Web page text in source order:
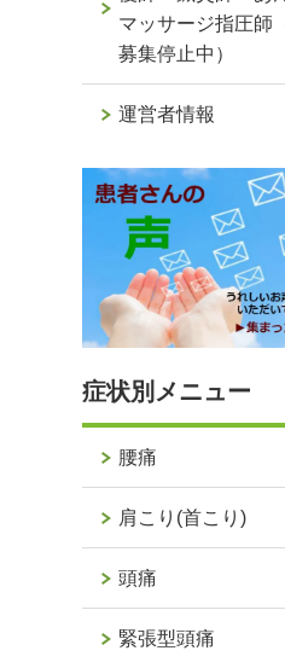
マッサージ指圧師
募集停止中）
運営者情報
症状別メニュー
腰痛
肩こり(首こり)
頭痛
緊張型頭痛